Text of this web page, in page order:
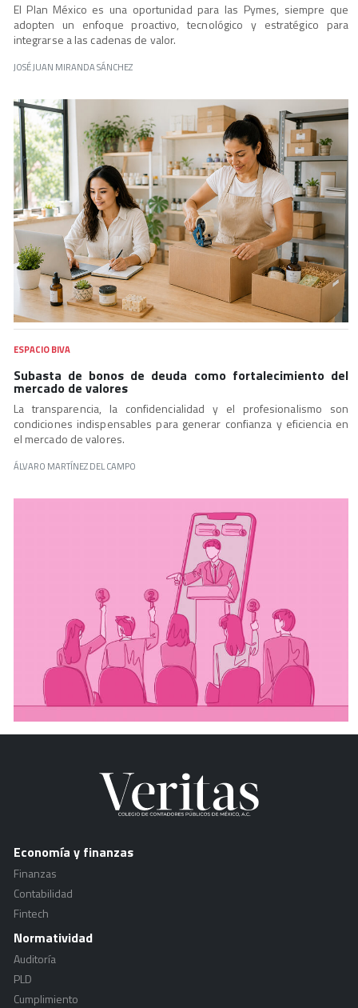
El Plan México es una oportunidad para las Pymes, siempre que
adopten un enfoque proactivo, tecnológico y estratégico para
integrarse a las cadenas de valor.
JOSÉ JUAN MIRANDA SÁNCHEZ
ESPACIO BIVA
Subasta de bonos de deuda como fortalecimiento del
mercado de valores
La transparencia, la confidencialidad y el profesionalismo son
condiciones indispensables para generar confianza y eficiencia en
el mercado de valores.
ÁLVARO MARTÍNEZ DEL CAMPO
Economía y finanzas
Finanzas
Contabilidad
Fintech
Normatividad
Auditoría
PLD
Cumplimiento